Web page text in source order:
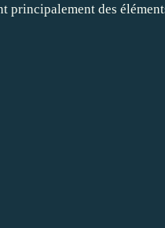
principalement des